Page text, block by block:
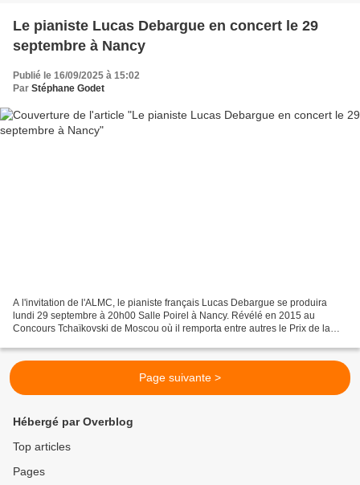
Le pianiste Lucas Debargue en concert le 29
septembre à Nancy
Publié le 16/09/2025 à 15:02
Par Stéphane Godet
A l'invitation de l'ALMC, le pianiste français Lucas Debargue se produira
lundi 29 septembre à 20h00 Salle Poirel à Nancy. Révélé en 2015 au
Concours Tchaïkovski de Moscou où il remporta entre autres le Prix de la
Page suivante >
Hébergé par Overblog
Top articles
Pages